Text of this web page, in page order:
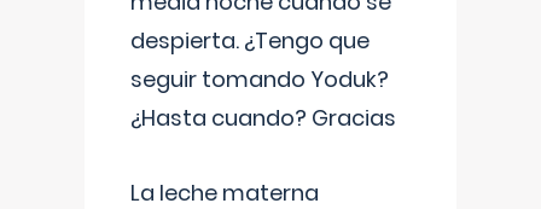
despierta. ¿Tengo que
seguir tomando Yoduk?
¿Hasta cuando? Gracias
La leche materna